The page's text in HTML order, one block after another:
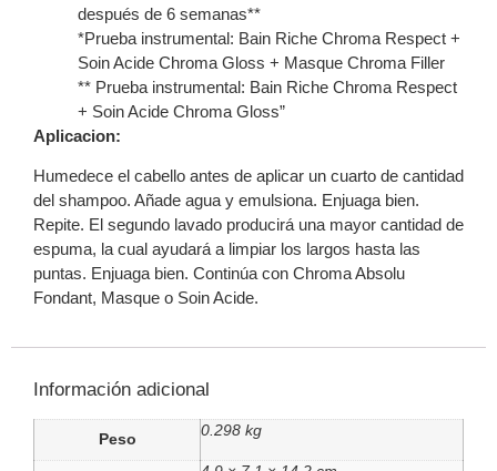
después de 6 semanas**
*Prueba instrumental: Bain Riche Chroma Respect +
Soin Acide Chroma Gloss + Masque Chroma Filler
** Prueba instrumental: Bain Riche Chroma Respect
+ Soin Acide Chroma Gloss”
Aplicacion:
Humedece el cabello antes de aplicar un cuarto de cantidad
del shampoo. Añade agua y emulsiona. Enjuaga bien.
Repite. El segundo lavado producirá una mayor cantidad de
espuma, la cual ayudará a limpiar los largos hasta las
puntas. Enjuaga bien. Continúa con Chroma Absolu
Fondant, Masque o Soin Acide.
Información adicional
Peso
0.298 kg